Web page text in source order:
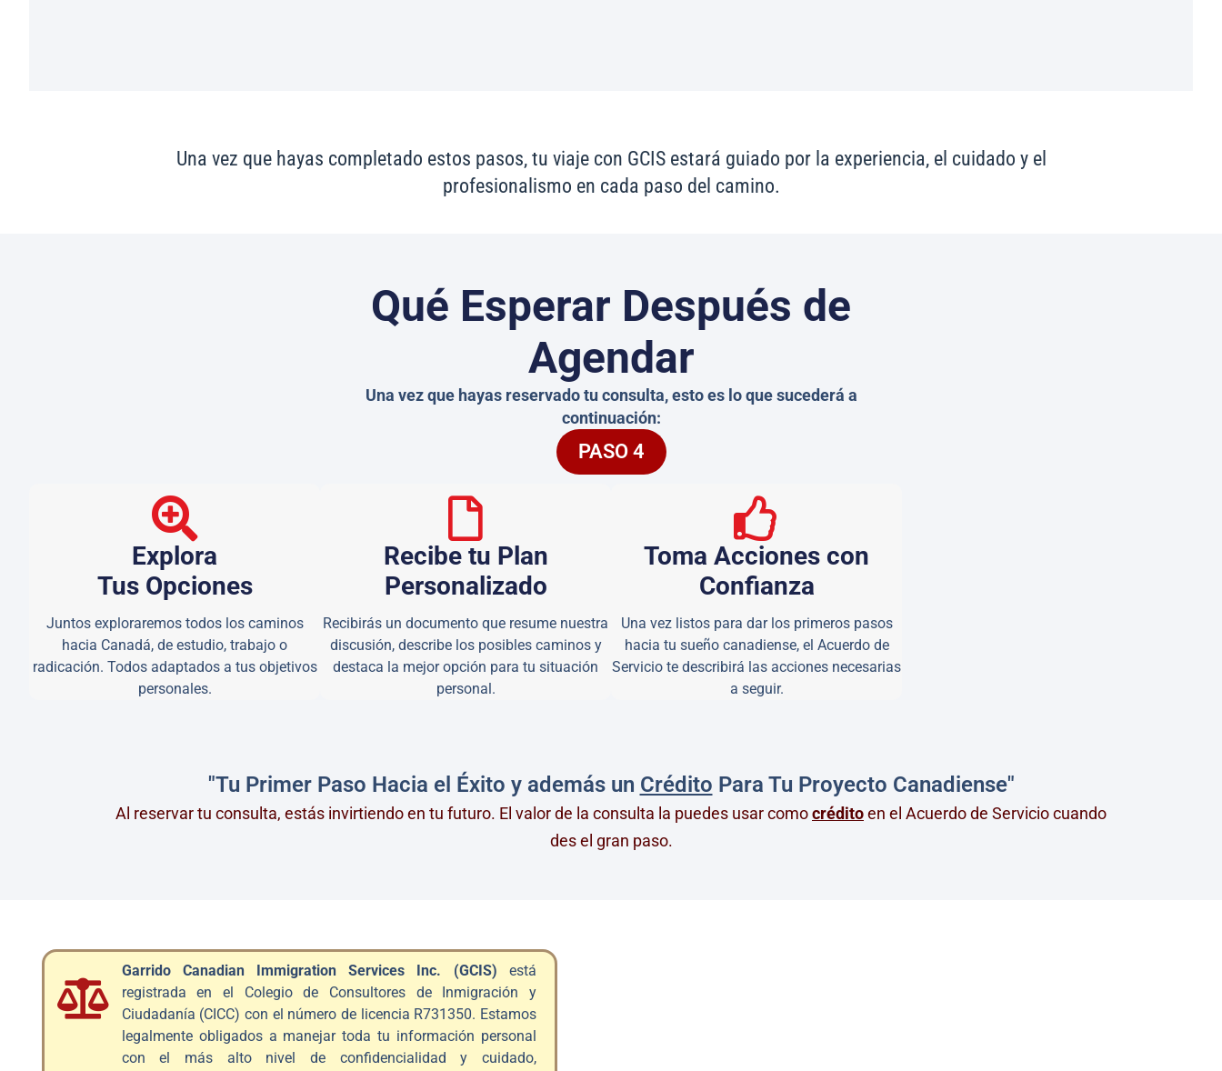
Una vez que hayas completado estos pasos, tu viaje con GCIS estará guiado por la experiencia, el cuidado y el
profesionalismo en cada paso del camino.
Qué Esperar Después de
Agendar
Una vez que hayas reservado tu consulta, esto es lo que sucederá a
continuación:
PASO 4
Explora
Tus Opciones
Juntos exploraremos todos los caminos
hacia Canadá, de estudio, trabajo o
radicación. Todos adaptados a tus objetivos
personales.
Recibe tu Plan
Personalizado
Recibirás un documento que resume nuestra
discusión, describe los posibles caminos y
destaca la mejor opción para tu situación
personal.
Toma Acciones con
Confianza
Una vez listos para dar los primeros pasos
hacia tu sueño canadiense, el Acuerdo de
Servicio te describirá las acciones necesarias
a seguir.
"Tu Primer Paso Hacia el Éxito y además un Crédito Para Tu Proyecto Canadiense"
Al reservar tu consulta, estás invirtiendo en tu futuro. El valor de la consulta la puedes usar comocréditoen el Acuerdo de Servicio cuando
des el gran paso.
Garrido Canadian Immigration Services Inc. (GCIS) está
registrada en el Colegio de Consultores de Inmigración y
Ciudadanía (CICC) con el número de licencia R731350. Estamos
legalmente obligados a manejar toda tu información personal
con el más alto nivel de confidencialidad y cuidado,